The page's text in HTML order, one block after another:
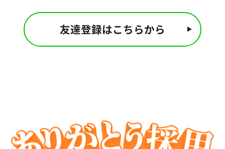
友達登録はこちらから